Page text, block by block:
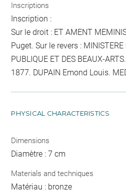
Inscriptions
Inscription :
Sur le droit : ET AMENT
Puget. Sur le revers : MINISTERE
PUBLIQUE ET DES BEAUX-
1877. DUPAIN Emond Louis.
PHYSICAL CHARACTERISTICS
Dimensions
Diamètre : 7 cm
Materials and techniques
Matériau : bronze